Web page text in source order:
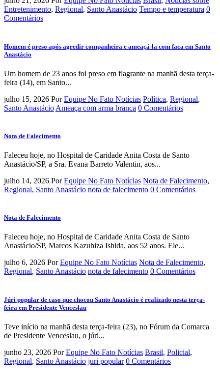
Entretenimento, Regional, Santo Anastácio Tempo e temperatura 0
Comentários
Homem é preso após agredir companheira e ameaçá-la com faca em Santo
Anastácio
Um homem de 23 anos foi preso em flagrante na manhã desta terça-
feira (14), em Santo...
julho 15, 2026 Por Equipe No Fato Notícias Política, Regional,
Santo Anastácio Ameaça com arma branca 0 Comentários
Nota de Falecimento
Faleceu hoje, no Hospital de Caridade Anita Costa de Santo
Anastácio/SP, a Sra. Evana Barreto Valentin, aos...
julho 14, 2026 Por Equipe No Fato Notícias Nota de Falecimento,
Regional, Santo Anastácio nota de falecimento 0 Comentários
Nota de Falecimento
Faleceu hoje, no Hospital de Caridade Anita Costa de Santo
Anastácio/SP, Marcos Kazuhiza Ishida, aos 52 anos. Ele...
julho 6, 2026 Por Equipe No Fato Notícias Nota de Falecimento,
Regional, Santo Anastácio nota de falecimento 0 Comentários
Júri popular de caso que chocou Santo Anastácio é realizado nesta terça-
feira em Presidente Venceslau
Teve início na manhã desta terça-feira (23), no Fórum da Comarca
de Presidente Venceslau, o júri...
junho 23, 2026 Por Equipe No Fato Notícias Brasil, Policial,
Regional, Santo Anastácio juri popular 0 Comentários